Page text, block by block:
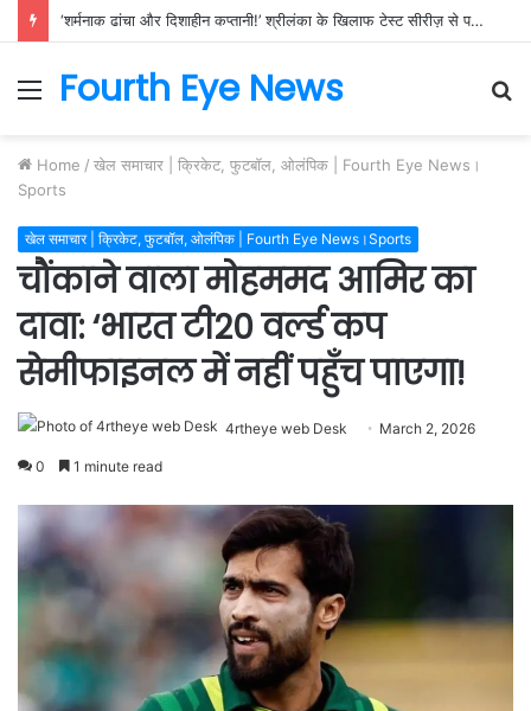
‘शर्मनाक ढांचा और दिशाहीन कप्तानी!’ श्रीलंका के खिलाफ टेस्ट सीरीज़ से पहले फिर खुली भारतीय टीम की पोल, क्या ऐसे बनेगा WTC चैंपियन?
Menu
Fourth Eye News
Home / खेल समाचार | क्रिकेट, फुटबॉल, ओलंपिक | Fourth Eye News।
Sports
खेल समाचार | क्रिकेट, फुटबॉल, ओलंपिक | Fourth Eye News।Sports
चौंकाने वाला मोहममद आमिर का
दावा: ‘भारत टी20 वर्ल्ड कप
सेमीफाइनल में नहीं पहुँच पाएगा!
4rtheye web Desk March 2, 2026
0 1 minute read